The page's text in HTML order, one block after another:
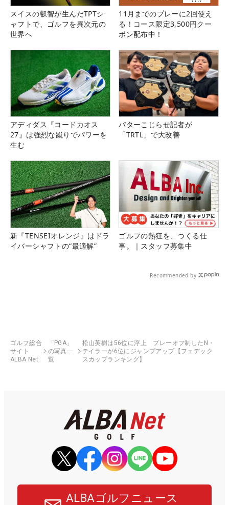
スイスの叡智が生んだTPTシ
ャフトで、ゴルフを異次元の
世界へ
11月までのプレーに2回使え
る！コース限定3,500円クー
ポン配布中！
アディダス『コードカオス
27』は強烈な蹴りでパワーを
生む
パターこじらせ記者が
「TRTL」で大改善
新『TENSEIオレンジ』はドラ
イバーシャフトの“最適解”
ゴルフの熱狂を、つくる仕
事。｜スタッフ募集中
Recommended by
ゴルフ総合
サイト
ALBA Net
「PGA」
の写真一
覧
松山英樹は56位に浮上 プレーオフ制したN・
テイラーが6位にジャンプアップ【フェデック
スカップランキング】
ALBAゴルフニュース